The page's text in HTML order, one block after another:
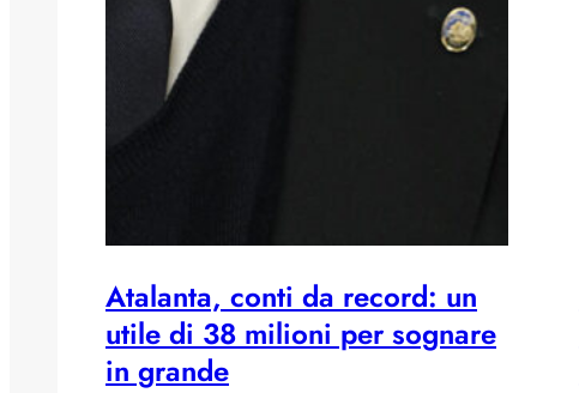
Atalanta, conti da record: un
utile di 38 milioni per sognare
in grande